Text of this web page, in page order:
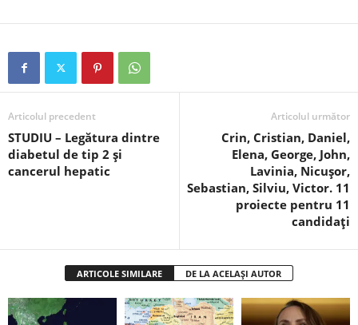
Articolul precedent
STUDIU – Legătura dintre
diabetul de tip 2 și
cancerul hepatic
Articolul următor
Crin, Cristian, Daniel,
Elena, George, John,
Lavinia, Nicușor,
Sebastian, Silviu, Victor. 11
proiecte pentru 11
candidați
ARTICOLE SIMILARE DE LA ACELAȘI AUTOR